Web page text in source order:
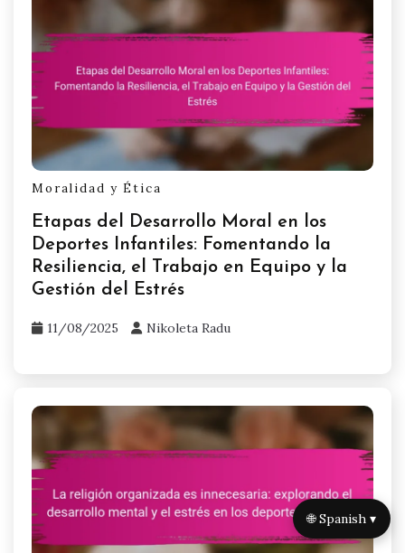
Los padres pueden modelar el espíritu deportivo
en casa, mientras que los educadores pueden
incorporar lecciones sobre ética en los planes de
estudio de educación física. Esta asociación crea
un entorno donde los jóvenes atletas aprenden a
valorar la honestidad y el respeto en la
competencia.
Al fomentar una cultura de responsabilidad,
tanto educadores como padres empoderan a los
jóvenes para navegar desafíos y desarrollar
resiliencia. Esta colaboración, en última
instancia, contribuye a un desarrollo mental más
saludable y reduce el estrés relacionado con la
Related Posts
🌐 Spanish ▾